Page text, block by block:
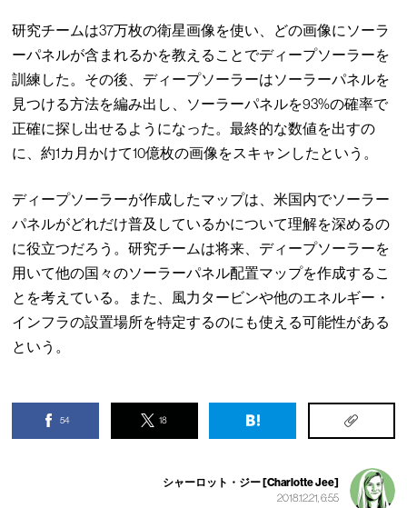
研究チームは37万枚の衛星画像を使い、どの画像にソーラ
ーパネルが含まれるかを教えることでディープソーラーを
訓練した。その後、ディープソーラーはソーラーパネルを
見つける方法を編み出し、ソーラーパネルを93%の確率で
正確に探し出せるようになった。最終的な数値を出すの
に、約1カ月かけて10億枚の画像をスキャンしたという。
ディープソーラーが作成したマップは、米国内でソーラー
パネルがどれだけ普及しているかについて理解を深めるの
に役立つだろう。研究チームは将来、ディープソーラーを
用いて他の国々のソーラーパネル配置マップを作成するこ
とを考えている。また、風力タービンや他のエネルギー・
インフラの設置場所を特定するのにも使える可能性がある
という。
54 18
シャーロット・ジー [Charlotte Jee]
2018.12.21, 6:55